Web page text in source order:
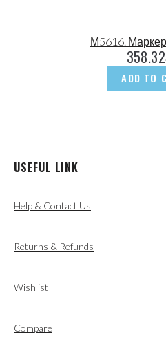
М5616.
358.32
ADD TO
USEFUL LINK
Help & Contact Us
Returns & Refunds
Wishlist
Compare